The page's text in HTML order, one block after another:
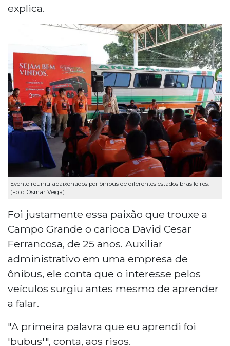
explica.
Evento reuniu apaixonados por ônibus de diferentes estados brasileiros.
(Foto: Osmar Veiga)
Foi justamente essa paixão que trouxe a
Campo Grande o carioca David Cesar
Ferrancosa, de 25 anos. Auxiliar
administrativo em uma empresa de
ônibus, ele conta que o interesse pelos
veículos surgiu antes mesmo de aprender
a falar.
"A primeira palavra que eu aprendi foi
'bubus'", conta, aos risos.